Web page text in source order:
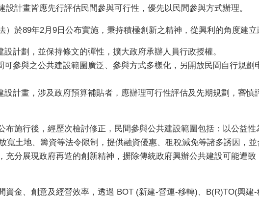
計畫皆應先行評估民間參與可行性，優先以民間參與方式辦理。
）於89年2月9日公布實施，秉持積極創新之精神，從興利的角度建
計劃，並保持條文的彈性，擴大政府承辦人員行政授權。
參與之公共建設範圍廣泛、參與方式多樣化，另開放民間自行規
計畫，涉及政府預算補貼者，應辦理可行性評估及先期規劃，審
布施行後，經歷次檢討修正，民間參與公共建設範圍包括：以公益
寬土地、籌資等法令限制，提供融資優惠、租稅減免等諸多誘因，
充分展現政府再造的創新精神，摒除傳統政府興辦公共建設可能遭
資金、創意及經營效率，透過 BOT (新建-營運-移轉)、B(R)TO(興